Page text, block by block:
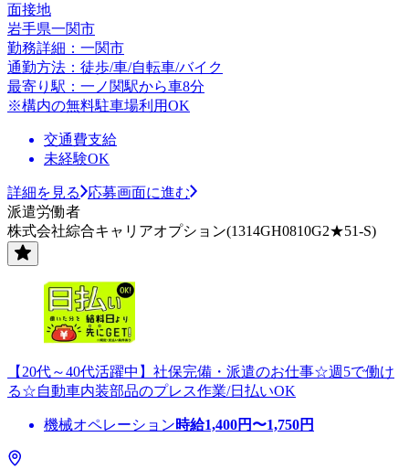
面接地
岩手県一関市
勤務詳細：一関市
通勤方法：徒歩/車/自転車/バイク
最寄り駅：一ノ関駅から車8分
※構内の無料駐車場利用OK
交通費支給
未経験OK
詳細を見る
応募画面に進む
派遣労働者
株式会社綜合キャリアオプション(1314GH0810G2★51-S)
【20代～40代活躍中】社保完備・派遣のお仕事☆週5で働け
る☆自動車内装部品のプレス作業/日払いOK
機械オペレーション時給1,400円〜1,750円